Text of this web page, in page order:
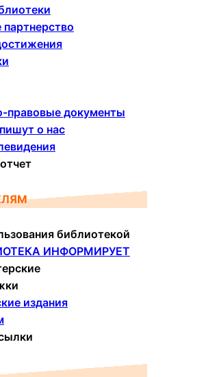
правовые документы
о нас
библиотекой
ИНФОРМИРУЕТ
издания